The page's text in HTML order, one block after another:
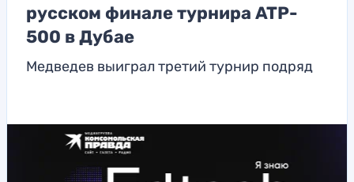
русском финале турнира ATP-
500 в Дубае
Медведев выиграл третий турнир подряд